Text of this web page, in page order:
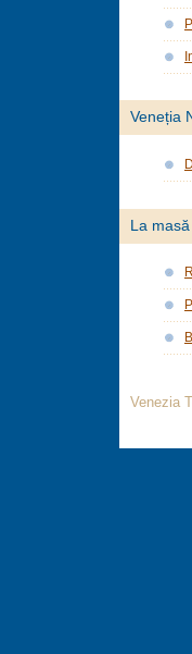
Veneția
La masă
Venezia